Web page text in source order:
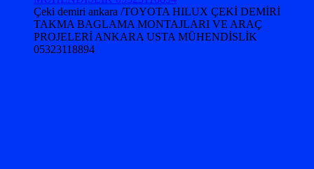
Çeki demiri ankara /TOYOTA HILUX ÇEKİ DEMİRİ
TAKMA BAGLAMA MONTAJLARI VE ARAÇ
PROJELERİ ANKARA USTA MÜHENDİSLİK
05323118894